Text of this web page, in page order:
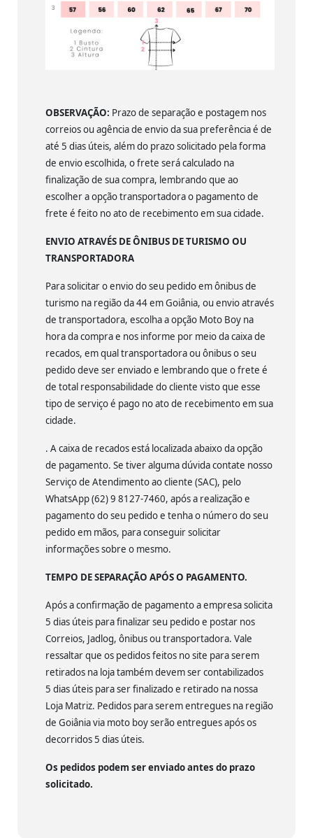
OBSERVAÇÃO: Prazo de separação e postagem nos
correios ou agência de envio da sua preferência é de
até 5 dias úteis, além do prazo solicitado pela forma
de envio escolhida, o frete será calculado na
finalização de sua compra, lembrando que ao
escolher a opção transportadora o pagamento de
frete é feito no ato de recebimento em sua cidade.
ENVIO ATRAVÉS DE ÔNIBUS DE TURISMO OU
TRANSPORTADORA
Para solicitar o envio do seu pedido em ônibus de
turismo na região da 44 em Goiânia, ou envio através
de transportadora, escolha a opção Moto Boy na
hora da compra e nos informe por meio da caixa de
recados, em qual transportadora ou ônibus o seu
pedido deve ser enviado e lembrando que o frete é
de total responsabilidade do cliente visto que esse
tipo de serviço é pago no ato de recebimento em sua
cidade.
. A caixa de recados está localizada abaixo da opção
de pagamento. Se tiver alguma dúvida contate nosso
Serviço de Atendimento ao cliente (SAC), pelo
WhatsApp (62) 9 8127-7460, após a realização e
pagamento do seu pedido e tenha o número do seu
pedido em mãos, para conseguir solicitar
informações sobre o mesmo.
TEMPO DE SEPARAÇÃO APÓS O PAGAMENTO.
Após a confirmação de pagamento a empresa solicita
5 dias úteis para finalizar seu pedido e postar nos
Correios, Jadlog, ônibus ou transportadora. Vale
ressaltar que os pedidos feitos no site para serem
retirados na loja também devem ser contabilizados
5 dias úteis para ser finalizado e retirado na nossa
Loja Matriz. Pedidos para serem entregues na região
de Goiânia via moto boy serão entregues após os
decorridos 5 dias úteis.
Os pedidos podem ser enviado antes do prazo
solicitado.